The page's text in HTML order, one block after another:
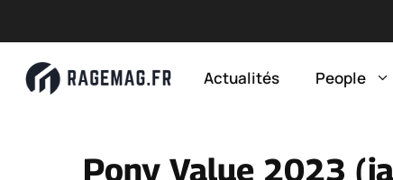
Actualités People
Pony Value 2023